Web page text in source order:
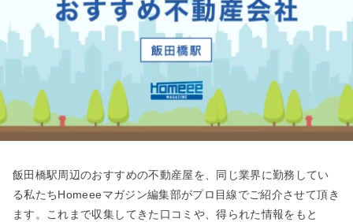
飯田橋駅周辺のおすすめの不動産屋を、同じ業界に勤務してい
る私たちHomeeeマガジン編集部がプロ目線でご紹介させて頂き
ます。これまで収集してきた口コミや、得られた情報をもと